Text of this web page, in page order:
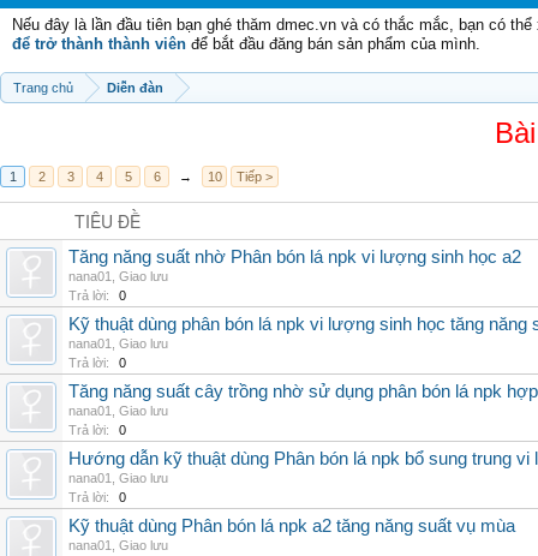
Nếu đây là lần đầu tiên bạn ghé thăm dmec.vn và có thắc mắc, bạn có
để trở thành thành viên để bắt đầu đăng bán sản phẩm của mình.
Trang chủ Diễn đàn
1 2 3 4 5 6 → 10 Tiếp >
TIÊU ĐỀ
Tăng năng suất nhờ Phân bón lá npk vi lượng sinh học a2
nana01
Giao lưu
Trả lời:
0
Kỹ thuật dùng phân bón lá npk vi lượng sinh học tăng năng
nana01
Giao lưu
Trả lời:
0
Tăng năng suất cây trồng nhờ sử dụng phân bón lá npk
nana01
Giao lưu
Trả lời:
0
Hướng dẫn kỹ thuật dùng Phân bón lá npk bổ sung trung vi
nana01
Giao lưu
Trả lời:
0
Kỹ thuật dùng Phân bón lá npk a2 tăng năng suất vụ mùa
nana01
Giao lưu